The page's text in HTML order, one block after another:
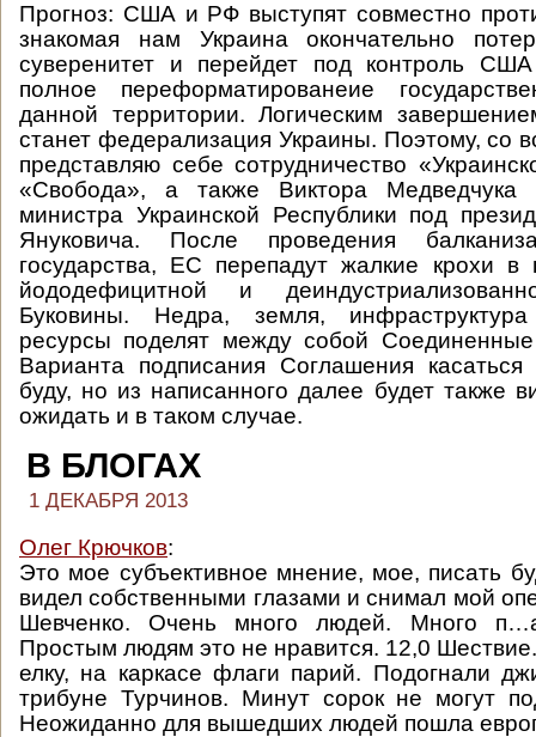
Прогноз: США и РФ выступят совместно
знакомая нам Украина окончательно
суверенитет и перейдет под контроль
полное переформатированеие
данной территории. Логическим
станет федерализация Украины. Поэтому, со
представляю себе сотрудничество
«Свобода», а также Виктора
министра Украинской Республики под
Януковича. После проведения
государства, ЕС перепадут жалкие крохи в
йододефицитной и
Буковины. Недра, земля,
ресурсы поделят между собой
Варианта подписания Соглашения
буду, но из написанного далее будет также
ожидать и в таком случае.
В БЛОГАХ
1 ДЕКАБРЯ 2013
Олег Крючков:
Это мое субъективное мнение, мое, писать
видел собственными глазами и снимал мой
Шевченко. Очень много людей. Много
Простым людям это не нравится. 12,0
елку, на каркасе флаги парий. Подогнали
трибуне Турчинов. Минут сорок не могут
Неожиданно для вышедших людей пошла